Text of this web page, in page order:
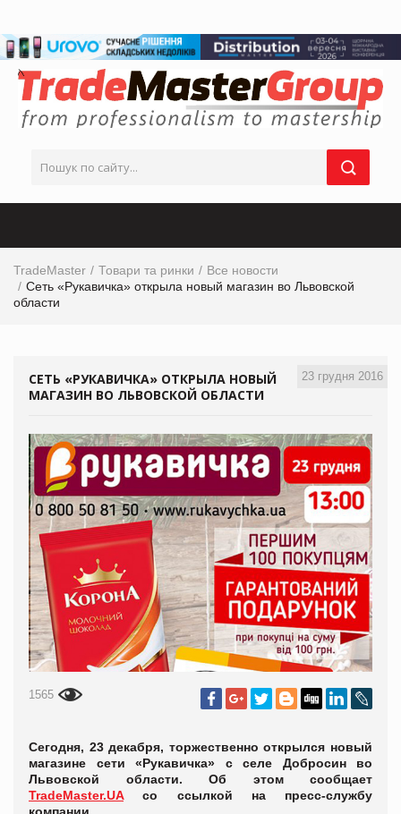
TradeMaster Товари та ринки
Все новости
Сеть «Рукавичка» открыла новый магазин во Львовской
области
23 грудня 2016
СЕТЬ «РУКАВИЧКА» ОТКРЫЛА НОВЫЙ
МАГАЗИН ВО ЛЬВОВСКОЙ ОБЛАСТИ
1565
Сегодня, 23 декабря, торжественно открылся новый
магазине сети «Рукавичка» с селе Добросин во
Львовской области. Об этом сообщает
TradeMaster.UAсо ссылкой на пресс-службу
компании.